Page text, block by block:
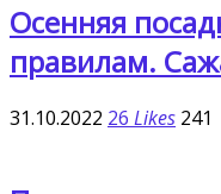
Осенняя
правилам.
31.10.2022 26 Likes 241